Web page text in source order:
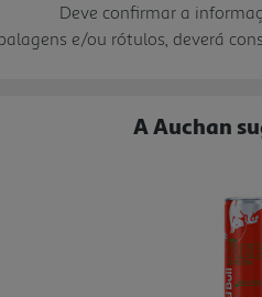
Deve confirmar a
e/ou rótulos, deverá
A Auchan